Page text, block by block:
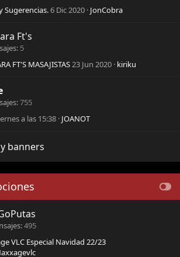
Sugerencias.6 Dic 2020 JonCobra
Ft's
5
FT'S MASAJISTAS23 Jun 2020 kiriku
755
a las 15:38 JOANOT
banners
495
VLC Especial Navidad 22/23